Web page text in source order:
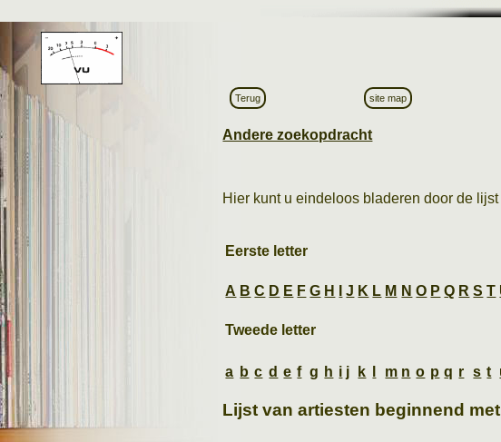
Terug site map
Andere zoekopdracht
Hier kunt u eindeloos bladeren door de lijst
Eerste letter
A B C D E F G H J K L M N O P Q R S T
Tweede letter
a b c d e f g h i j k m n o p q r s t
Lijst van artiesten beginnend